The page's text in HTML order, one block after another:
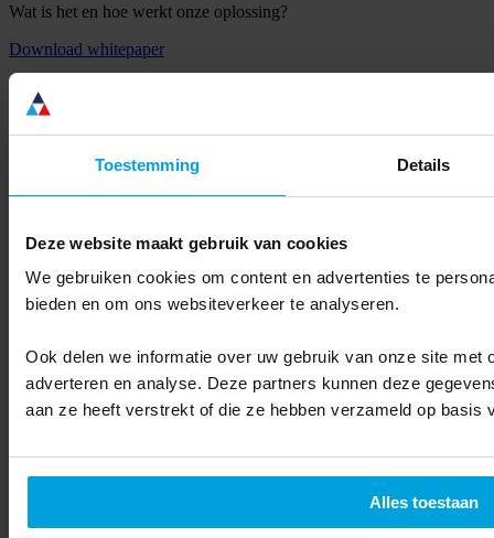
Toestemming Details
Deze website maakt gebruik van cookies
We gebruiken cookies om content en advertenties te
bieden en om ons websiteverkeer te analyseren.
Ook delen we informatie over uw gebruik van onze site met
adverteren en analyse. Deze partners kunnen deze
aan ze heeft verstrekt of die ze hebben verzameld op basis
Alles toestaan
Wat is het en hoe werkt onze oplossing?
Download whitepaper
Klantdata groeit snel. Iedere aankoop, websitebezoek of interactie
met een nieuwsbrief laat nieuwe informatie achter over klanten. Veel
systemen. Marketing werkt mete-mailsoftware, sales gebruikt een
tool. Omdat deze systemen niet altijd met elkaar verbonden zijn,
In dit artikel ontdek je wat een 360 graden klantbeeld precies is, hoe
Inhoudsopgave
Wat is een 360 graden klantbeeld?
Hoe is een 360 graden klantbeeld opgebouwd?
Hoe creëer je zelf een volledig 360 graden klantbeeld?